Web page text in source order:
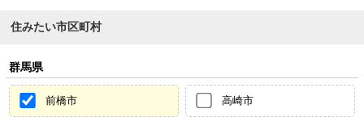
住みたい市区町村
群馬県
前橋市 高崎市